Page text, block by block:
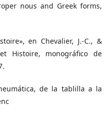
nous and Greek forms,
en Chevalier, J.-C., &
Histoire, monográfico de
de la tablilla a la